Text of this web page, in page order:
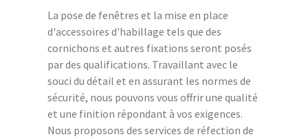
La pose de fenêtres et la mise en place
d'accessoires d'habillage tels que des
cornichons et autres fixations seront posés
par des qualifications. Travaillant avec le
souci du détail et en assurant les normes de
sécurité, nous pouvons vous offrir une qualité
et une finition répondant à vos exigences.
Nous proposons des services de réfection de